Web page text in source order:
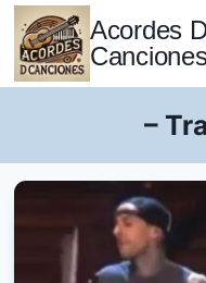
Saltar
contenido
Acordes
–